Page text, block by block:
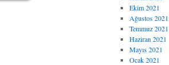
Ekim 2021
Ağustos 2021
Temmuz 2021
Haziran 2021
Mayıs 2021
Ocak 2021